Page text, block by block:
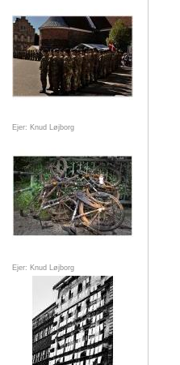
Ejer: Knud Løjborg
Ejer: Knud Løjborg